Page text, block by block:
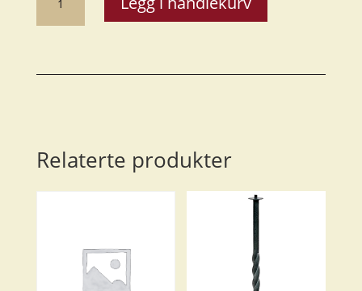
hjørne
antall
Relaterte produkter